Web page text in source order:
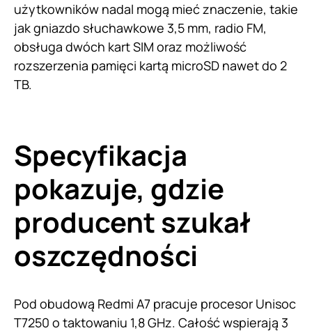
użytkowników nadal mogą mieć znaczenie, takie
jak gniazdo słuchawkowe 3,5 mm, radio FM,
obsługa dwóch kart SIM oraz możliwość
rozszerzenia pamięci kartą microSD nawet do 2
TB.
Specyfikacja
pokazuje, gdzie
producent szukał
oszczędności
Pod obudową Redmi A7 pracuje procesor Unisoc
T7250 o taktowaniu 1,8 GHz. Całość wspierają 3